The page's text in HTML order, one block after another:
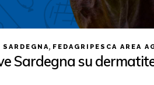
, FEDAGRIPESCA AREA
Sardegna su